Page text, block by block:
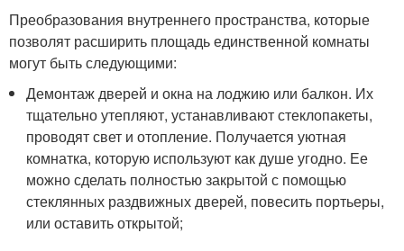
Преобразования внутреннего пространства, которые
позволят расширить площадь единственной комнаты
могут быть следующими:
Демонтаж дверей и окна на лоджию или балкон. Их
тщательно утепляют, устанавливают стеклопакеты,
проводят свет и отопление. Получается уютная
комнатка, которую используют как душе угодно. Ее
можно сделать полностью закрытой с помощью
стеклянных раздвижных дверей, повесить портьеры,
или оставить открытой;